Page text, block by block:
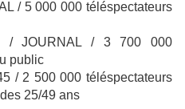
/ 5 000 000 téléspectateurs
/ JOURNAL / 3 700 000
public
/ 2 500 000 téléspectateurs
25/49 ans